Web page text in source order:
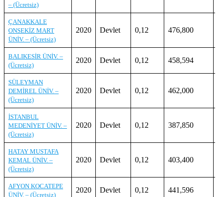
– (Ücretsiz)
ÇANAKKALE
ONSEKİZ MART
ÜNİV. – (Ücretsiz)
2020 Devlet 0,12 476,800
BALIKESİR ÜNİV. –
(Ücretsiz)
2020 Devlet 0,12 458,594
SÜLEYMAN
DEMİREL ÜNİV. –
(Ücretsiz)
2020 Devlet 0,12 462,000
İSTANBUL
MEDENİYET ÜNİV. –
(Ücretsiz)
2020 Devlet 0,12 387,850
HATAY MUSTAFA
KEMAL ÜNİV. –
(Ücretsiz)
2020 Devlet 0,12 403,400
AFYON KOCATEPE
ÜNİV. – (Ücretsiz)
2020 Devlet 0,12 441,596